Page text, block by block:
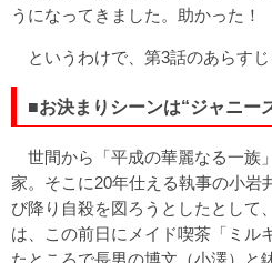
うになってきました。助かった！
というわけで、第3話のあらすじ
■お決まりシーンは“ジャニー
世間から「平成の華麗なる一族
家。そこに20年仕える執事の小岩
び降り自殺を図ろうとしたとして
は、この前日にメイド喫茶「ミ
たところで長男の博文（小澤）と